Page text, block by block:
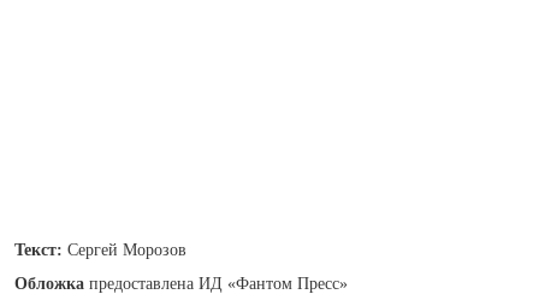
Текст: Сергей Морозов
Обложка предоставлена ИД «Фантом Пресс»